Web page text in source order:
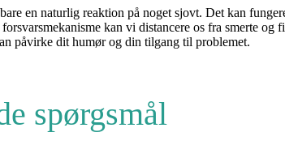
en naturlig reaktion på noget sjovt. Det kan
kan vi distancere os fra smerte
påvirke dit humør og din tilgang til problemet.
spørgsmål